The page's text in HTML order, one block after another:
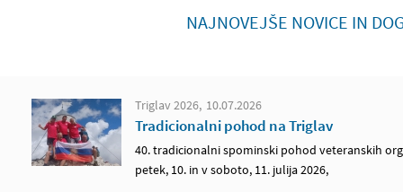
NAJNOVEJŠE NOVICE IN
Triglav 2026 10.07.2026
Tradicionalni pohod na Triglav
40. tradicionalni spominski pohod veteranskih
petek, 10. in v soboto, 11. julija 2026,